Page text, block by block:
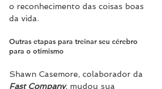
o reconhecimento das coisas boas
da vida.
Outras etapas para treinar seu cérebro
para o otimismo
Shawn Casemore, colaborador da
Fast Company, mudou sua